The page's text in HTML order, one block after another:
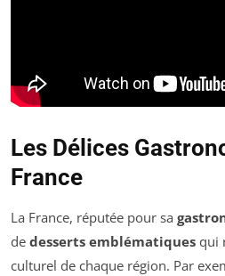
Les Délices
France
La France, réputée pour sa
de desserts emblématiques qui
culturel de chaque région. Par